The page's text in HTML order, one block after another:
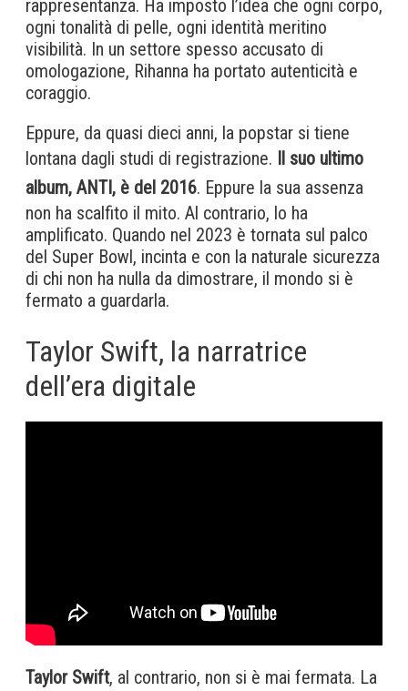
rappresentanza. Ha imposto l’idea che ogni corpo,
ogni tonalità di pelle, ogni identità meritino
visibilità. In un settore spesso accusato di
omologazione, Rihanna ha portato autenticità e
coraggio.
Eppure, da quasi dieci anni, la popstar si tiene
lontana dagli studi di registrazione. Il suo ultimo
album, ANTI, è del 2016. Eppure la sua assenza
non ha scalfito il mito. Al contrario, lo ha
amplificato. Quando nel 2023 è tornata sul palco
del Super Bowl, incinta e con la naturale sicurezza
di chi non ha nulla da dimostrare, il mondo si è
fermato a guardarla.
Taylor Swift, la narratrice
dell’era digitale
Taylor Swift, al contrario, non si è mai fermata. La